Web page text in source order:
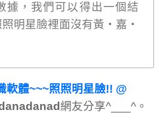
據，我們可以得出一個結
照明星臉裡面沒有黃‧嘉‧
軟體~~~照照明星臉!! @
網友分享^___^。